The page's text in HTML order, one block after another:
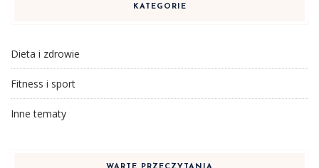
KATEGORIE
Dieta i zdrowie
Fitness i sport
Inne tematy